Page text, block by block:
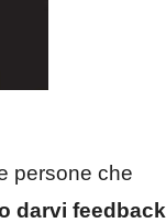
persone che
darvi feedback